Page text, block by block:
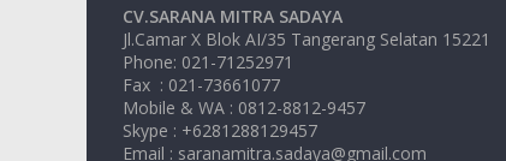
CV.SARANA MITRA SADAYA
Jl.Camar X Blok AI/35 Tangerang Selatan 15221
Phone: 021-71252971
Fax : 021-73661077
Mobile & WA : 0812-8812-9457
Skype : +6281288129457
Email : saranamitra.sadaya@gmail.com